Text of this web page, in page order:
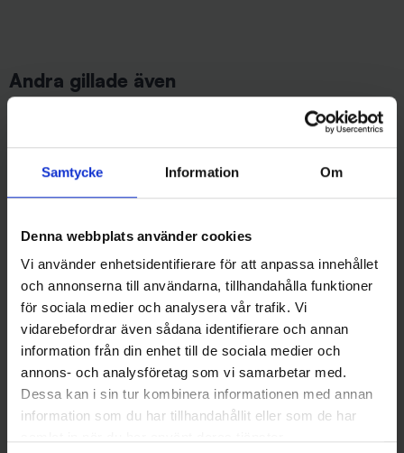
Samtycke Information Om
Denna webbplats använder cookies
Vi använder enhetsidentifierare för att anpassa innehållet
och annonserna till användarna, tillhandahålla funktioner
för sociala medier och analysera vår trafik. Vi
vidarebefordrar även sådana identifierare och annan
information från din enhet till de sociala medier och
annons- och analysföretag som vi samarbetar med.
Dessa kan i sin tur kombinera informationen med annan
information som du har tillhandahållit eller som de har
Andra gillade även
Mepps
Mepps Aglia med prickar 2 -
65 kr
Mieko Predator
Mieko Smolt 13gr - Red Star